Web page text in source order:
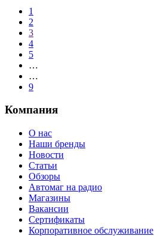
1
2
3
4
5
…
…
9
Компания
О нас
Наши бренды
Новости
Статьи
Обзоры
Автомаг на радио
Магазины
Вакансии
Сертификаты
Корпоративное обслуживание